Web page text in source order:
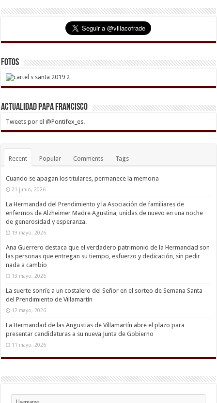
Fotos
Actualidad Papa Francisco
Tweets por el @Pontifex_es.
Recent Popular Comments Tags
Cuando se apagan los titulares, permanece la memoria
21 junio, 2026
La Hermandad del Prendimiento y la Asociación de familiares de
enfermos de Alzheimer Madre Agustina, unidas de nuevo en una noche
de generosidad y esperanza.
19 mayo, 2026
Ana Guerrero destaca que el verdadero patrimonio de la Hermandad son
las personas que entregan su tiempo, esfuerzo y dedicación, sin pedir
nada a cambio
13 mayo, 2026
La suerte sonríe a un costalero del Señor en el sorteo de Semana Santa
del Prendimiento de Villamartín
12 mayo, 2026
La Hermandad de las Angustias de Villamartín abre el plazo para
presentar candidaturas a su nueva Junta de Gobierno
11 mayo, 2026